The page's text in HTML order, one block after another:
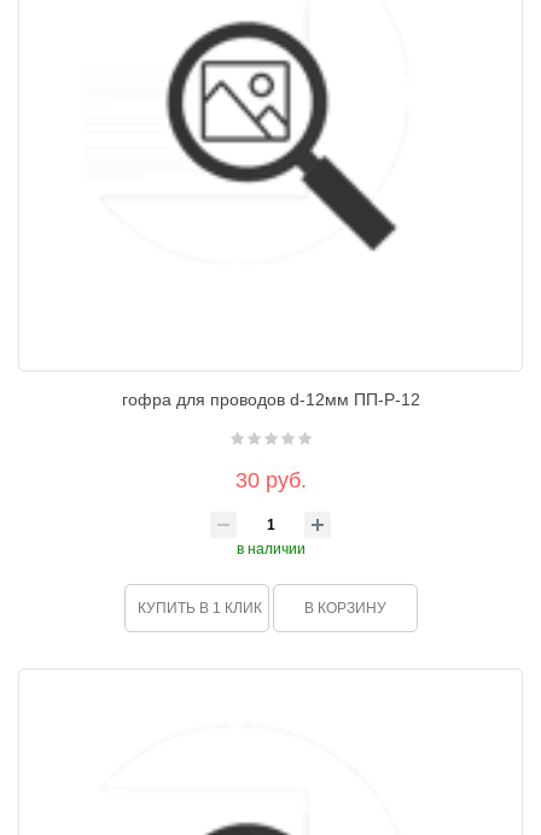
гофра для проводов d-12мм ПП-Р-12
30 руб.
в наличии
КУПИТЬ В 1 КЛИК В КОРЗИНУ